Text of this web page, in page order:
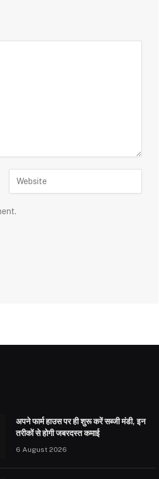
अपने फार्म हाउस पर ही शुरू करें सब्जी मंडी, इन
तरीकों से होगी जबरदस्त कमाई
6 August 2026